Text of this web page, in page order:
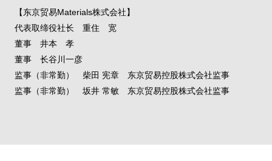
【东京贸易Materials株式会社】
代表取缔役社长 重住 宽
董事 井本 孝
董事 长谷川一彦
监事（非常勤） 柴田 宪章 东京贸易控股株式会社监事
监事（非常勤） 坂井 常敏 东京贸易控股株式会社监事